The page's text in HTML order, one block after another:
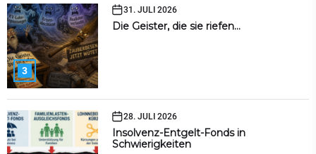
3
31. JULI 2026
Die Geister, die sie riefen…
28. JULI 2026
Insolvenz-Entgelt-Fonds in
Schwierigkeiten